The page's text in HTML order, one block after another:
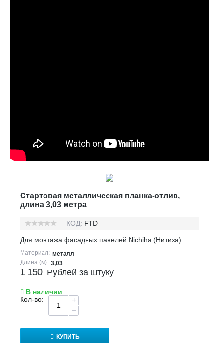
Стартовая металлическая планка-отлив,
длина 3,03 метра
КОД: FTD
Для монтажа фасадных панелей Nichiha (Нитиха)
Материал: металл
Длина (м): 3,03
1 150 Рублей за штуку
В наличии
Кол-во:
+
−
КУПИТЬ